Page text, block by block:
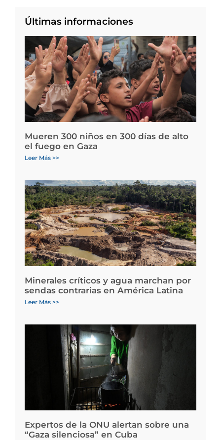
Últimas informaciones
Mueren 300 niños en 300 días de alto
el fuego en Gaza
Leer Más >>
Minerales críticos y agua marchan por
sendas contrarias en América Latina
Leer Más >>
Expertos de la ONU alertan sobre una
“Gaza silenciosa” en Cuba